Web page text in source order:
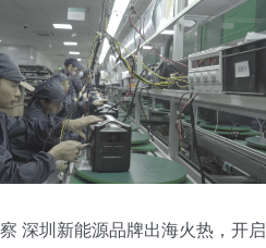
深圳新能源品牌出海火热，开启